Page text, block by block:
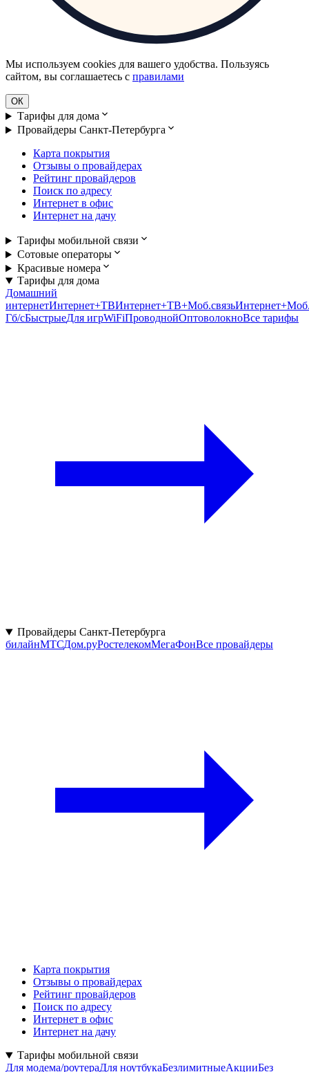
Мы используем cookies для вашего удобства. Пользуясь
сайтом, вы соглашаетесь с правилами
ОК
Тарифы для дома
Провайдеры Санкт-Петербурга
Карта покрытия
Отзывы о провайдерах
Рейтинг провайдеров
Поиск по адресу
Интернет в офис
Интернет на дачу
Тарифы мобильной связи
Сотовые операторы
Красивые номера
Тарифы для дома
Домашний
интернетИнтернет+ТВИнтернет+ТВ+Моб.связь
Гб/cБыстрыеДля игрWiFiПроводнойОптоволокноВсе тарифы
Провайдеры Санкт-Петербурга
билайнМТСДом.руРостелекомМегаФонВсе провайдеры
Карта покрытия
Отзывы о провайдерах
Рейтинг провайдеров
Поиск по адресу
Интернет в офис
Интернет на дачу
Тарифы мобильной связи
Для модема/роутераДля ноутбукаБезлимитныеАкцииБез